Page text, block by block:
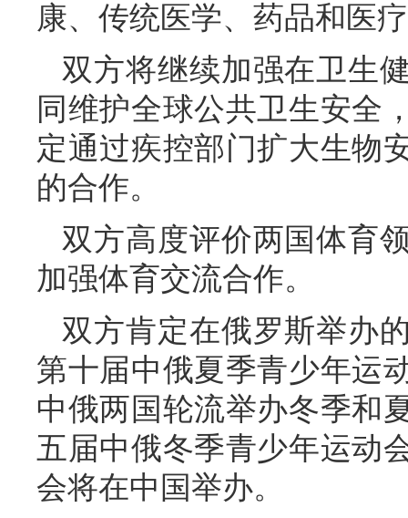
康、传统医学、药品和医
双方将继续加强在卫生
同维护全球公共卫生安全
定通过疾控部门扩大生物
的合作。
双方高度评价两国体育
加强体育交流合作。
双方肯定在俄罗斯举办
第十届中俄夏季青少年运
中俄两国轮流举办冬季和
五届中俄冬季青少年运动
会将在中国举办。